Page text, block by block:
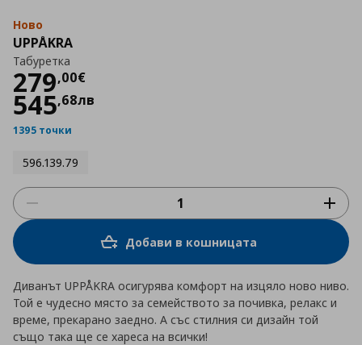
Ново
UPPÅKRA
Табуретка
279,00€
Цена
545,68лв
1395 точки
596.139.79
Добави в кошницата
Диванът UPPÅKRA осигурява комфорт на изцяло ново ниво.
Той е чудесно място за семейството за почивка, релакс и
време, прекарано заедно. А със стилния си дизайн той
също така ще се хареса на всички!